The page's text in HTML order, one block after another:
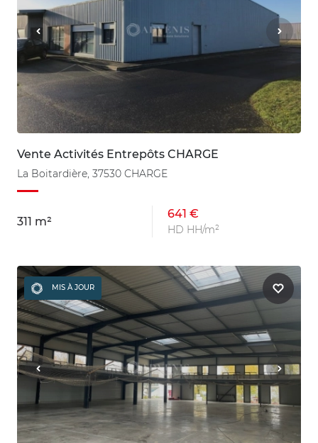
Vente Activités Entrepôts CHARGE
La Boitardière, 37530 CHARGE
311 m²
641 €
HD HH/m²
MIS À JOUR